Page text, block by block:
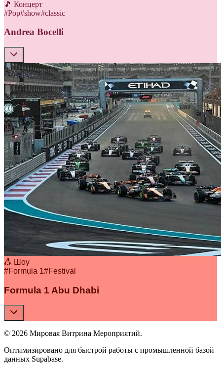
🎵 Концерт
#Pop#show#classic
Andrea Bocelli
🎪 Шоу
#Formula 1#Festival
Formula 1 Abu Dhabi
© 2026 Мировая Витрина Мероприятий.
Оптимизировано для быстрой работы с промышленной базой
данных Supabase.